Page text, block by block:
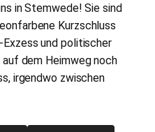
in Stemwede! Sie sind
Kurzschluss
Exzess und politischer
dem Heimweg noch
irgendwo zwischen